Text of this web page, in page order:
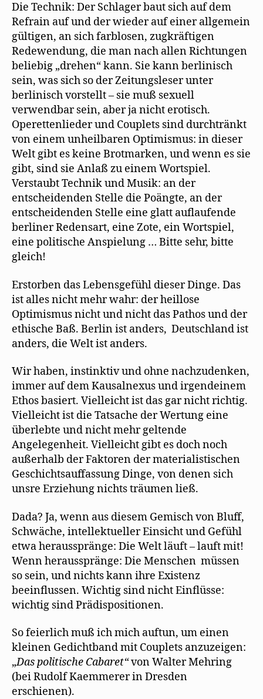
Die Technik: Der Schlager baut sich auf dem
Refrain auf und der wieder auf einer allgemein
gültigen, an sich farblosen, zugkräftigen
Redewendung, die man nach allen Richtungen
beliebig „drehen“ kann. Sie kann berlinisch
sein, was sich so der Zeitungsleser unter
berlinisch vorstellt – sie muß sexuell
verwendbar sein, aber ja nicht erotisch.
Operettenlieder und Couplets sind durchtränkt
von einem unheilbaren Optimismus: in dieser
Welt gibt es keine Brotmarken, und wenn es sie
gibt, sind sie Anlaß zu einem Wortspiel.
Verstaubt Technik und Musik: an der
entscheidenden Stelle die Poängte, an der
entscheidenden Stelle eine glatt auflaufende
berliner Redensart, eine Zote, ein Wortspiel,
eine politische Anspielung … Bitte sehr, bitte
gleich!
Erstorben das Lebensgefühl dieser Dinge. Das
ist alles nicht mehr wahr: der heillose
Optimismus nicht und nicht das Pathos und der
ethische Baß. Berlin ist anders, Deutschland ist
anders, die Welt ist anders.
Wir haben, instinktiv und ohne nachzudenken,
immer auf dem Kausalnexus und irgendeinem
Ethos basiert. Vielleicht ist das gar nicht richtig.
Vielleicht ist die Tatsache der Wertung eine
überlebte und nicht mehr geltende
Angelegenheit. Vielleicht gibt es doch noch
außerhalb der Faktoren der materialistischen
Geschichtsauffassung Dinge, von denen sich
unsre Erziehung nichts träumen ließ.
Dada? Ja, wenn aus diesem Gemisch von Bluff,
Schwäche, intellektueller Einsicht und Gefühl
etwa herausspränge: Die Welt läuft – lauft mit!
Wenn herausspränge: Die Menschen müssen
so sein, und nichts kann ihre Existenz
beeinflussen. Wichtig sind nicht Einflüsse:
wichtig sind Prädispositionen.
So feierlich muß ich mich auftun, um einen
kleinen Gedichtband mit Couplets anzuzeigen:
„Daspolitische Cabaret“von Walter Mehring
(bei Rudolf Kaemmerer in Dresden
erschienen).